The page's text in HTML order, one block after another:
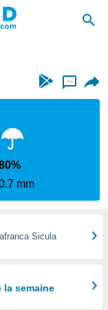
...
mm
Sicula
la semaine